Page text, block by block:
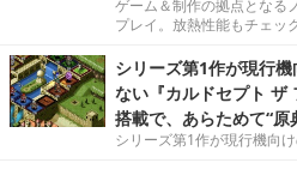
ゲーム＆制作の拠点となる
プレイ。放熱性能もチェッ
シリーズ第1作が現行
ない『カルドセプト ザ
搭載で、あらためて“原
シリーズ第1作が現行機向